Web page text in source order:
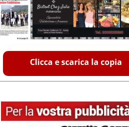
Clicca e scarica la copia